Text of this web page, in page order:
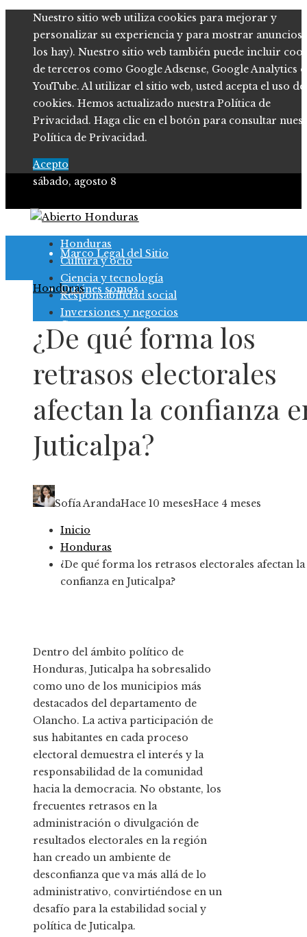
Nuestro sitio web utiliza cookies para mejorar y
personalizar su experiencia y para mostrar anuncios
los hay). Nuestro sitio web también puede incluir
de terceros como Google Adsense, Google Analytics o
YouTube. Al utilizar el sitio web, usted acepta el uso de
cookies. Hemos actualizado nuestra Política de
Privacidad. Haga clic en el botón para consultar
Política de Privacidad.
Acepto
sábado, agosto 8
Política de Privacidad
Marco Legal del Sitio
Quiénes somos
Contacto
Honduras
Cultura y ocio
Ciencia y tecnología
Responsabilidad social
Inversiones y negocios
Honduras
¿De qué forma los
retrasos electorales
afectan la confianza
Juticalpa?
Sofía ArandaHace 10 mesesHace 4 meses
Inicio
Honduras
¿De qué forma los retrasos electorales afectan la
confianza en Juticalpa?
Dentro del ámbito político de
Honduras, Juticalpa ha sobresalido
como uno de los municipios más
destacados del departamento de
Olancho. La activa participación de
sus habitantes en cada proceso
electoral demuestra el interés y la
responsabilidad de la comunidad
hacia la democracia. No obstante, los
frecuentes retrasos en la
administración o divulgación de
resultados electorales en la región
han creado un ambiente de
desconfianza que va más allá de lo
administrativo, convirtiéndose en un
desafío para la estabilidad social y
política de Juticalpa.